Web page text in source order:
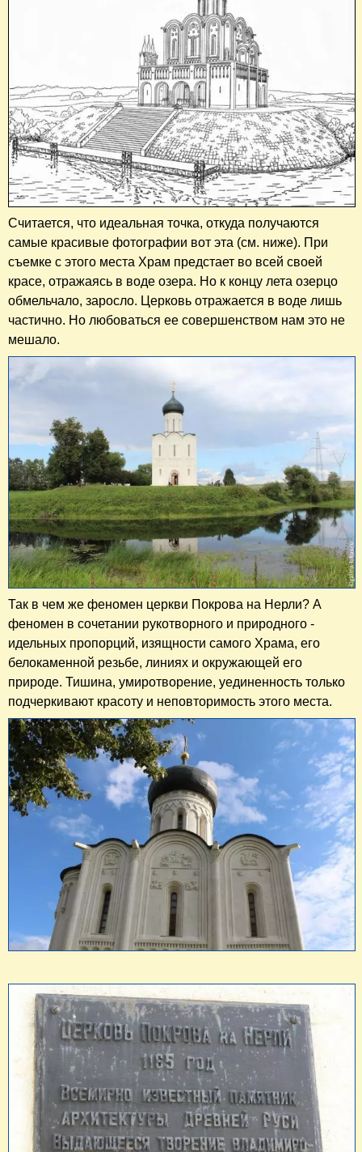
Считается, что идеальная точка, откуда получаются
самые красивые фотографии вот эта (см. ниже). При
съемке с этого места Храм предстает во всей своей
красе, отражаясь в воде озера. Но к концу лета озерцо
обмельчало, заросло. Церковь отражается в воде лишь
частично. Но любоваться ее совершенством нам это не
мешало.
Так в чем же феномен церкви Покрова на Нерли? А
феномен в сочетании рукотворного и природного -
идельных пропорций, изящности самого Храма, его
белокаменной резьбе, линиях и окружающей его
природе. Тишина, умиротворение, уединенность только
подчеркивают красоту и неповторимость этого места.